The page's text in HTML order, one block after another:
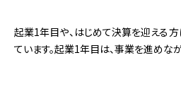
起業1年目や、はじめて決算を迎える方
ています。起業1年目は、事業を進めな